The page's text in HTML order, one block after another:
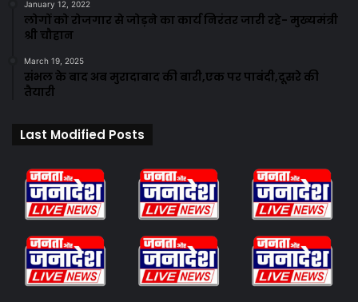
January 12, 2022
लोगों को रोजगार से जोड़ने का कार्य निरंतर जारी रहे- मुख्यमंत्री
श्री चौहान
March 19, 2025
संभल के बाद अब मुरादाबाद की बारी,एक पर पाबंदी,दूसरे की
तैयारी
Last Modified Posts